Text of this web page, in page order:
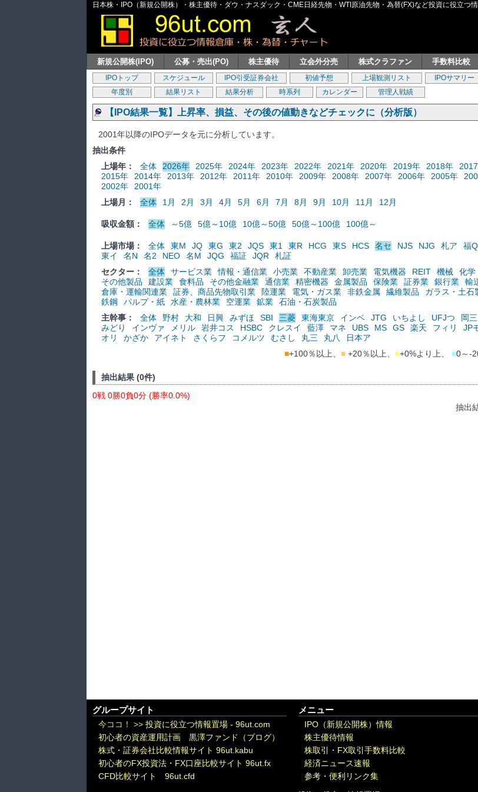
日本株・IPO（新規公開株）・株主優待・ダウ・ナスダック・CME日経先物・WTI原油先物・為替(FX)など投資に役立つ
新規公開株(IPO) 公募・売出(PO) 株主優待 立会外分売 株式クラファン 手数料比較
IPOトップ スケジュール IPO引受証券会社 初値予想 上場観測リスト
IPOサマリー
年度別
結果リスト 結果分析 時系列 カレンダー 管理人戦績
【IPO結果一覧】上昇率、損益、その後の値動きなどチェックに（分析版）
2001年以降のIPOデータを元に分析しています。
抽出条件
上場年：
全体 2026年 2025年 2024年 2023年 2022年 2021年 2020年 2019年 2018年
2015年
2014年 2013年 2012年 2011年 2010年 2009年 2008年 2007年 2006年 2005年
2002年
2001年
上場月：
全体 1月 2月 3月 4月 5月 6月 7月 8月 9月 10月 11月 12月
吸収金額： 全体 ～5億 5億～10億 10億～50億 50億～100億 100億～
上場市場： 全体 東M JQ 東G 東2 JQS 東1 東R HCG 東S HCS 名セ NJS NJG 札ア 福Q
東イ
名N 名2 NEO 名M JQG 福証 JQR
札証
セクター：
全体 サービス業 情報・通信業 小売業 不動産業 卸売業 電気機器 REIT 機械 化学
その他製品
建設業 食料品 その他金融業 通信業 精密機器 金属製品 保険業 証券業 銀行業
輸
倉庫・運輸関連業
証券、商品先物取引業 陸運業 電気・ガス業 非鉄金属 繊維製品 ガラス・土石
鉄鋼
パルプ・紙 水産・農林業 空運業 鉱業
石油・石炭製品
主幹事：
全体 野村 大和 日興 みずほ SBI 三菱 東海東京 インベ JTG いちよし UFJつ 岡三
みどり
インヴァ メリル 岩井コス HSBC クレスイ 藍澤 マネ UBS MS GS 楽天 フィリ JP
オリ
かざか アイネト さくらフ コメルツ むさし 丸三 丸八
日本ア
■+100％以上、 ■+20％以上、 ■+0%より上、 ■0～-
抽出結果 (0件)
0戦 0勝0負0分 (勝率0.0%)
抽出
グループサイト
今ココ！ >> 投資に役立つ情報置場 - 96ut.com
初心者の資産運用計画 黒澤ファンド（ブログ）
株式・証券会社比較情報サイト 96ut.kabu
初心者のFX投資法・FX口座比較サイト 96ut.fx
CFD比較サイト 96ut.cfd
メニュー
IPO（新規公開株）情報
株主優待情報
株取引・FX取引手数料比較
経済ニュース速報
参考・便利リンク集